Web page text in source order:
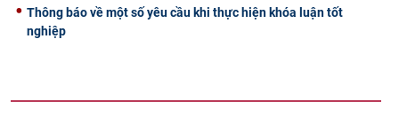
Thông báo về một số yêu cầu khi thực hiện khóa luận tốt
nghiệp